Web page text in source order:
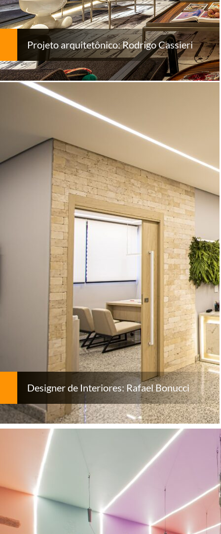
Projeto arquitetônico: Rodrigo Cassieri
Designer de Interiores: Rafael Bonucci